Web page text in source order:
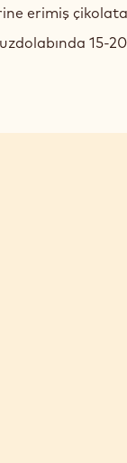
erimiş
15-